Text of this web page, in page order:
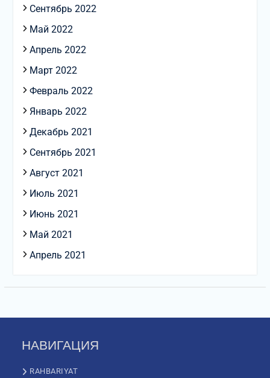
Сентябрь 2022
Май 2022
Апрель 2022
Март 2022
Февраль 2022
Январь 2022
Декабрь 2021
Сентябрь 2021
Август 2021
Июль 2021
Июнь 2021
Май 2021
Апрель 2021
НАВИГАЦИЯ
RAHBARIYAT